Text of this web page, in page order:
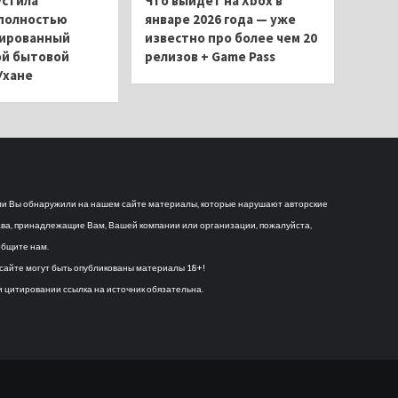
бытовой
январе 2026 года — уже
известно про более чем 20
релизов + Game Pass
Вы обнаружили на нашем сайте материалы, которые нарушают авторские
принадлежащие Вам, Вашей компании или организации, пожалуйста,
нам.
могут быть опубликованы материалы 18+!
цитировании ссылка на источник обязательна.